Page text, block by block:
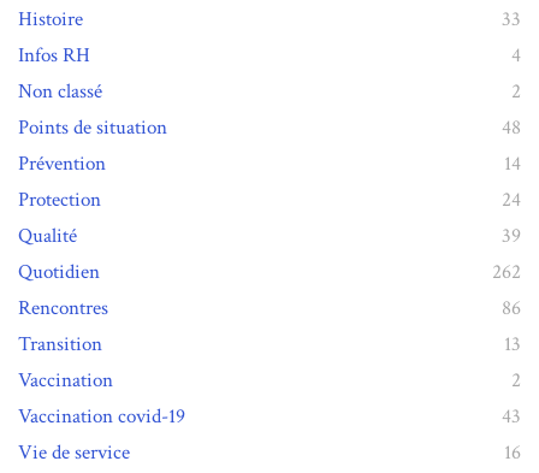
Histoire
33
Infos RH
4
Non classé
2
Points de situation
48
Prévention
14
Protection
24
Qualité
39
Quotidien
262
Rencontres
86
Transition
13
Vaccination
2
Vaccination covid-19
43
Vie de service
16